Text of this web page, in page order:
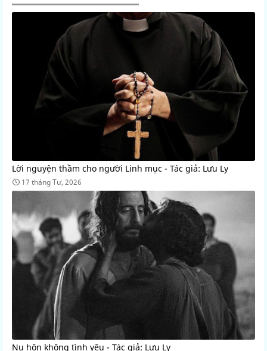
Lời nguyện thầm cho người Linh mục - Tác giả: Lưu Ly
17 tháng Tư, 2026
Nụ hôn không tình yêu - Tác giả: Lưu Ly